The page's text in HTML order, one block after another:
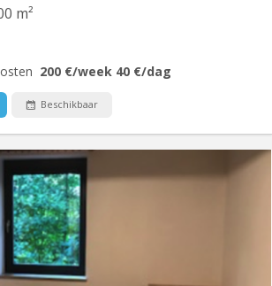
m²
200 €/week 40 €/dag
Beschikbaar
KV 957
26 au 31/7/27 Chambre meublée 11m2 dans
disposant de cuisine équipée, salon, coin
& douche), machine à laver, armoire de
balcon, cave. L'appartement possède 2
l'autre étant occupée par la fille du...